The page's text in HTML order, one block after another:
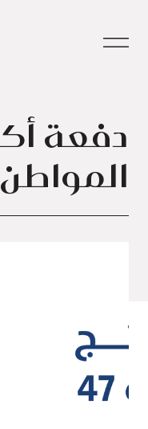
دفعة
المواطن